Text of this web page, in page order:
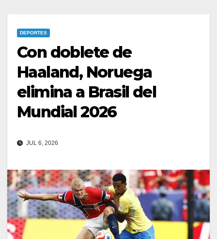
DEPORTES
Con doblete de
Haaland, Noruega
elimina a Brasil del
Mundial 2026
JUL 6, 2026